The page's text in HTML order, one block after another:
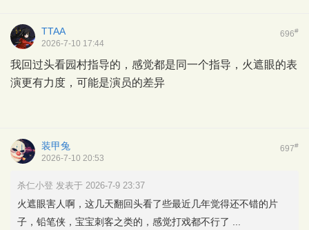
696#
TTAA
2026-7-10 17:44
我回过头看园村指导的，感觉都是同一个指导，火遮眼的表
演更有力度，可能是演员的差异
697#
装甲兔
2026-7-10 20:53
杀仁小登 发表于 2026-7-9 23:37
火遮眼害人啊，这几天翻回头看了些最近几年觉得还不错的片
子，铅笔侠，宝宝刺客之类的，感觉打戏都不行了 ...